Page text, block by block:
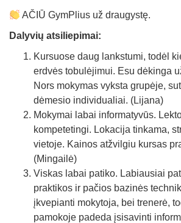
AČIŪ GymPlius už draugystę.
Dalyvių atsiliepimai:
Kursuose daug lankstumi, todėl
erdvės tobulėjimui. Esu dėkinga
Nors mokymas vyksta grupėje,
dėmesio individualiai. (Lijana)
Mokymai labai informatyvūs.
kompetetingi. Lokacija tinkama,
vietoje. Kainos atžvilgiu kursas
(Mingailė)
Viskas labai patiko. Labiausiai
praktikos ir pačios bazinės
įkvepianti mokytoja, bei trenerė,
pamokoje padeda įsisavinti